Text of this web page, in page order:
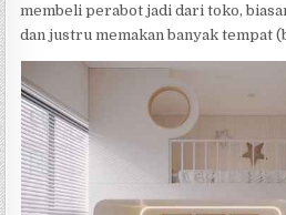
membeli perabot jadi dari toko,
dan justru memakan banyak tempat